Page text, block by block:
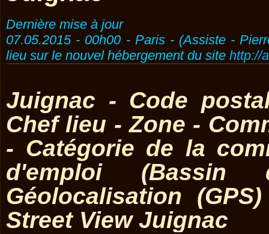
Dernière mise à jour
07.05.2015 - 00h00 - Paris - (Assiste -
lieu sur le nouvel hébergement du site http://
Juignac - Code
Chef lieu - Zone -
- Catégorie de la
d'emploi (Bassin
Géolocalisation
Street View Juignac